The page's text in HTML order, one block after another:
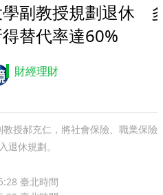
學副教授規劃退休
替代率達60%
財經理財
授郝充仁，將社會保險、職業保險
退休規劃。
臺北時間